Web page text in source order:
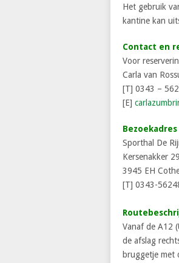
Het gebruik
kantine kan
Contact en
Voor
Carla van
[T] 0343 –
[E]
Bezoekadres
Sporthal De
Kersenakker 29
3945 EH
[T] 0343-
Vanaf de A12
de afslag
bruggetje met